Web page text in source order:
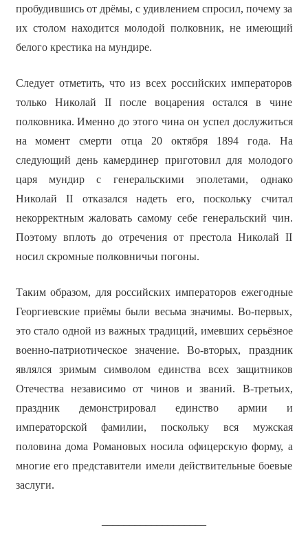
пробудившись от дрёмы, с удивлением спросил, почему за
их столом находится молодой полковник, не имеющий
белого крестика на мундире.
Следует отметить, что из всех российских императоров
только Николай II после воцарения остался в чине
полковника. Именно до этого чина он успел дослужиться
на момент смерти отца 20 октября 1894 года. На
следующий день камердинер приготовил для молодого
царя мундир с генеральскими эполетами, однако
Николай II отказался надеть его, поскольку считал
некорректным жаловать самому себе генеральский чин.
Поэтому вплоть до отречения от престола Николай II
носил скромные полковничьи погоны.
Таким образом, для российских императоров ежегодные
Георгиевские приёмы были весьма значимы. Во-первых,
это стало одной из важных традиций, имевших серьёзное
военно-патриотическое значение. Во-вторых, праздник
являлся зримым символом единства всех защитников
Отечества независимо от чинов и званий. В-третьих,
праздник демонстрировал единство армии и
императорской фамилии, поскольку вся мужская
половина дома Романовых носила офицерскую форму, а
многие его представители имели действительные боевые
заслуги.